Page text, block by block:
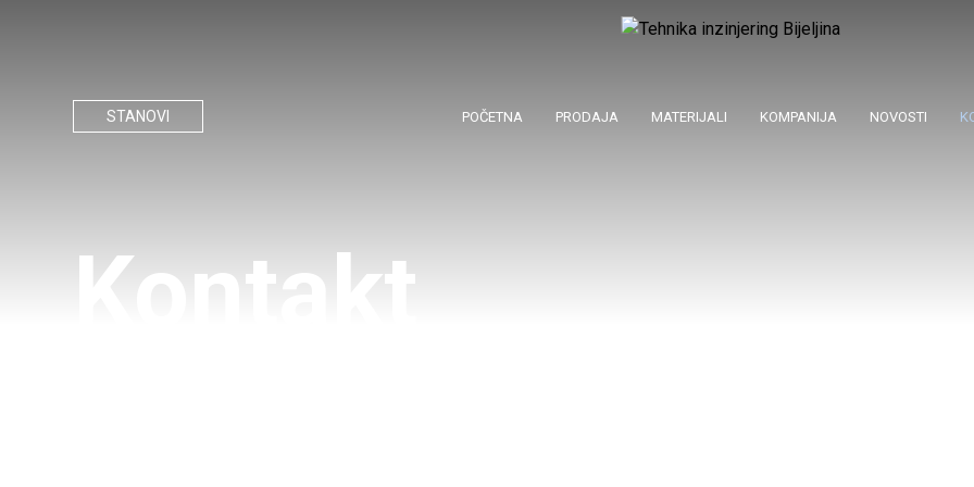
Kontakt
STANOVI POČETNA PRODAJA MATERIJALI KOMPANIJA NOVOSTI